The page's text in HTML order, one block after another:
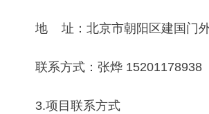
地 址：北京市朝阳区建国门
联系方式：张烨 15201178938
3.项目联系方式